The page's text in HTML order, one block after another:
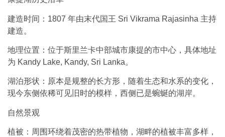
建造时间：1807 年由末代国王 Sri Vikrama Rajasinha 主持
建造。
地理位置：位于斯里兰卡中部城市康提的市中心，具体地址
为 Kandy Lake, Kandy, Sri Lanka。
湖泊形状：原本是规整的长方形，随着生态和水系的变化，
现今东侧依稀可见旧时的模样，西侧已是蜿蜒的湖岸。
自然景观
植被：周围环绕着茂密的热带植物，湖畔的植被丰富多样，